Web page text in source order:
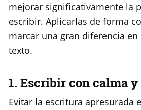
mejorar significativamente la
escribir. Aplicarlas de forma
marcar una gran diferencia en
texto.
1. Escribir con calma
Evitar la escritura apresurada